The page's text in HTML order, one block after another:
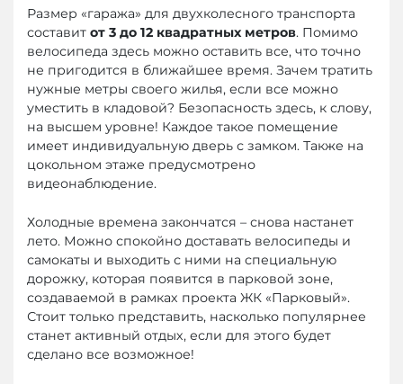
Размер «гаража» для двухколесного транспорта
составит от 3 до 12 квадратных метров. Помимо
велосипеда здесь можно оставить все, что точно
не пригодится в ближайшее время. Зачем тратить
нужные метры своего жилья, если все можно
уместить в кладовой? Безопасность здесь, к слову,
на высшем уровне! Каждое такое помещение
имеет индивидуальную дверь с замком. Также на
цокольном этаже предусмотрено
видеонаблюдение.
Холодные времена закончатся – снова настанет
лето. Можно спокойно доставать велосипеды и
самокаты и выходить с ними на специальную
дорожку, которая появится в парковой зоне,
создаваемой в рамках проекта ЖК «Парковый».
Стоит только представить, насколько популярнее
станет активный отдых, если для этого будет
сделано все возможное!